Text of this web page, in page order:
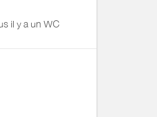
il y a un WC